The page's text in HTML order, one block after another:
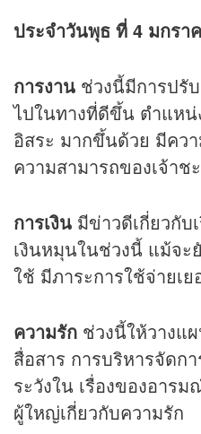
ประจำวันพุธ ที่ 4 มกรา
การงาน ช่วงนี้มีการปรั
ไปในทางที่ดีขึ้น ตำแห
อิสระ มากขึ้นด้วย มีคว
ความสามารถของเจ้าช
การเงิน มีข่าวดีเกี่ยวกับ
เงินหมุนในช่วงนี้ แม้จ
ใช้ มีภาระการใช้จ่ายเ
ความรัก ช่วงนี้ให้วางแ
สื่อสาร การบริหารจัดก
ระวังใน เรื่องของอาร
ผู้ใหญ่เกี่ยวกับความรัก